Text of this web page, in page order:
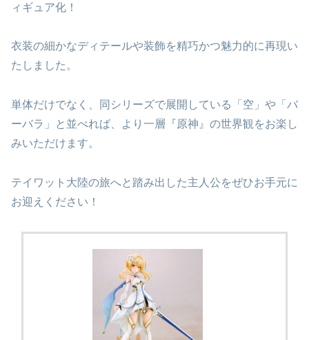
ィギュア化！
衣装の細かなディテールや装飾を精巧かつ魅力的に再現い
たしました。
単体だけでなく、同シリーズで展開している「空」や「バ
ーバラ」と並べれば、より一層『原神』の世界観をお楽し
みいただけます。
テイワット大陸の旅へと踏み出した主人公をぜひお手元に
お迎えください！